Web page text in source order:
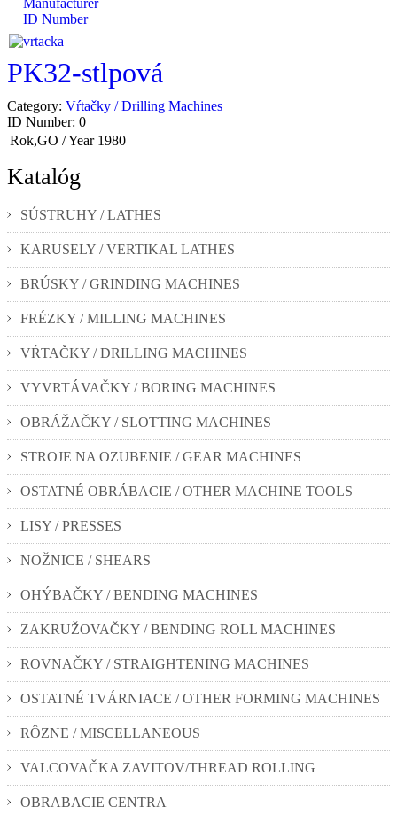
Manufacturer
ID Number
PK32-stlpová
Category: Vŕtačky / Drilling Machines
ID Number: 0
Rok,GO / Year 1980
Katalóg
SÚSTRUHY / LATHES
KARUSELY / VERTIKAL LATHES
BRÚSKY / GRINDING MACHINES
FRÉZKY / MILLING MACHINES
VŔTAČKY / DRILLING MACHINES
VYVRTÁVAČKY / BORING MACHINES
OBRÁŽAČKY / SLOTTING MACHINES
STROJE NA OZUBENIE / GEAR MACHINES
OSTATNÉ OBRÁBACIE / OTHER MACHINE TOOLS
LISY / PRESSES
NOŽNICE / SHEARS
OHÝBAČKY / BENDING MACHINES
ZAKRUŽOVAČKY / BENDING ROLL MACHINES
ROVNAČKY / STRAIGHTENING MACHINES
OSTATNÉ TVÁRNIACE / OTHER FORMING MACHINES
RÔZNE / MISCELLANEOUS
VALCOVAČKA ZAVITOV/THREAD ROLLING
OBRABACIE CENTRA